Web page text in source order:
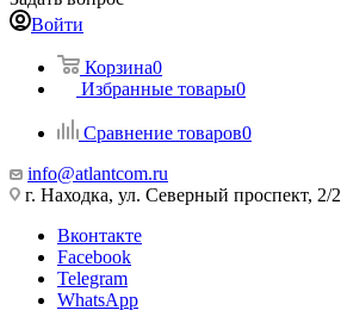
Войти
Корзина0
Избранные товары0
Сравнение товаров0
info@atlantcom.ru
г. Находка, ул. Северный проспект, 2/2
Вконтакте
Facebook
Telegram
WhatsApp